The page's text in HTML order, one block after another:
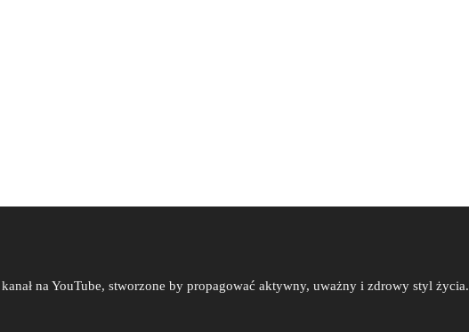
na YouTube, stworzone by propagować aktywny, uważny i zdrowy styl życia.